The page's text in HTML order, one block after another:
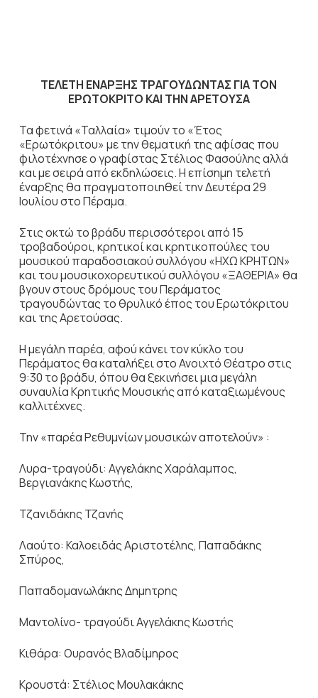
ΤΕΛΕΤΗ ΕΝΑΡΞΗΣ ΤΡΑΓΟΥΔΩΝΤΑΣ ΓΙΑ ΤΟΝ
ΕΡΩΤΟΚΡΙΤΟ ΚΑΙ ΤΗΝ ΑΡΕΤΟΥΣΑ
Τα φετινά «Ταλλαία» τιμούν το «Έτος
«Ερωτόκριτου» με την θεματική της αφίσας που
φιλοτέχνησε ο γραφίστας Στέλιος Φασούλης αλλά
και με σειρά από εκδηλώσεις. Η επίσημη τελετή
έναρξης θα πραγματοποιηθεί την Δευτέρα 29
Ιουλίου στο Πέραμα.
Στις οκτώ το βράδυ περισσότεροι από 15
τροβαδούροι, κρητικοί και κρητικοπούλες του
μουσικού παραδοσιακού συλλόγου «ΗΧΩ ΚΡΗΤΩΝ»
και του μουσικοχορευτικού συλλόγου «ΞΑΘΕΡΙΑ» θα
βγουν στους δρόμους του Περάματος
τραγουδώντας το θρυλικό έπος του Ερωτόκριτου
και της Αρετούσας.
Η μεγάλη παρέα, αφού κάνει τον κύκλο του
Περάματος θα καταλήξει στο Ανοιχτό Θέατρο στις
9:30 το βράδυ, όπου θα ξεκινήσει μια μεγάλη
συναυλία Κρητικής Μουσικής από καταξιωμένους
καλλιτέχνες.
Την «παρέα Ρεθυμνίων μουσικών αποτελούν» :
Λυρα-τραγούδι: Αγγελάκης Χαράλαμπος,
Βεργιανάκης Κωστής,
Τζανιδάκης Τζανής
Λαούτο: Καλοειδάς Αριστοτέλης, Παπαδάκης
Σπύρος,
Παπαδομανωλάκης Δημητρης
Μαντολίνο- τραγούδι Αγγελάκης Κωστής
Κιθάρα: Ουρανός Βλαδίμηρος
Κρουστά: Στέλιος Μουλακάκης